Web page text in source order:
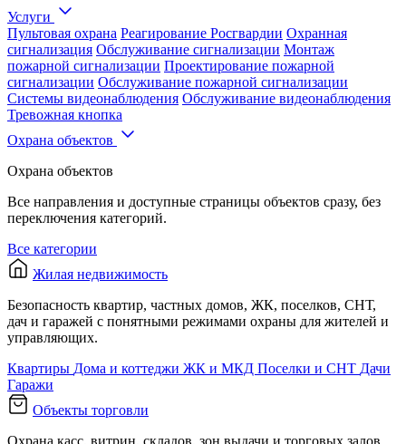
Услуги
Пультовая охрана Реагирование Росгвардии Охранная
сигнализация Обслуживание сигнализации Монтаж
пожарной сигнализации Проектирование пожарной
сигнализации Обслуживание пожарной сигнализации
Системы видеонаблюдения Обслуживание видеонаблюдения
Тревожная кнопка
Охрана объектов
Охрана объектов
Все направления и доступные страницы объектов сразу, без
переключения категорий.
Все категории
Жилая недвижимость
Безопасность квартир, частных домов, ЖК, поселков, СНТ,
дач и гаражей с понятными режимами охраны для жителей и
управляющих.
Квартиры Дома и коттеджи ЖК и МКД Поселки и СНТ Дачи
Гаражи
Объекты торговли
Охрана касс, витрин, складов, зон выдачи и торговых залов